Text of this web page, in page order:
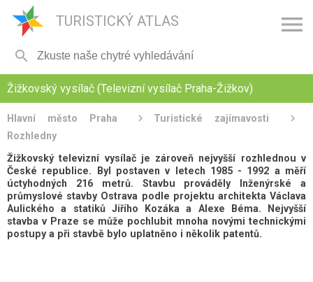
TURISTICKÝ ATLAS 

Žižkovský vysílač (Televizní vysílač Praha-Žižkov)
Hlavní město Praha
Turistické zajímavosti
Rozhledny
Žižkovský televizní vysílač je zároveň nejvyšší rozhlednou v
České republice. Byl postaven v letech 1985 - 1992 a měří
úctyhodných 216 metrů. Stavbu prováděly Inženýrské a
průmyslové stavby Ostrava podle projektu architekta Václava
Aulického a statiků Jiřího Kozáka a Alexe Béma. Nejvyšší
stavba v Praze se může pochlubit mnoha novými technickými
postupy a při stavbě bylo uplatněno i několik patentů.